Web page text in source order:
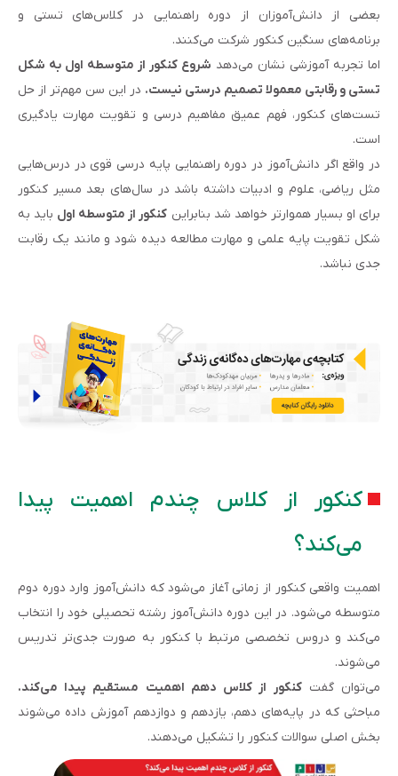
بعضی از دانش‌آموزان از دوره راهنمایی در کلاس‌های تستی و
برنامه‌های سنگین کنکور شرکت می‌کنند.
اما تجربه آموزشی نشان می‌دهد شروع کنکور از متوسطه اول به شکل
تستی و رقابتی معمولا تصمیم درستی نیست. در این سن مهم‌تر از حل
تست‌های کنکور، فهم عمیق مفاهیم درسی و تقویت مهارت یادگیری
است.
در واقع اگر دانش‌آموز در دوره راهنمایی پایه درسی قوی در درس‌هایی
مثل ریاضی، علوم و ادبیات داشته باشد در سال‌های بعد مسیر کنکور
برای او بسیار هموارتر خواهد شد بنابراین کنکور از متوسطه اول باید به
شکل تقویت پایه علمی و مهارت مطالعه دیده شود و مانند یک رقابت
جدی نباشد.
کنکور از کلاس چندم اهمیت پیدا
می‌کند؟
اهمیت واقعی کنکور از زمانی آغاز می‌شود که دانش‌آموز وارد دوره دوم
متوسطه می‌شود. در این دوره دانش‌آموز رشته تحصیلی خود را انتخاب
می‌کند و دروس تخصصی مرتبط با کنکور به صورت جدی‌تر تدریس
می‌شوند.
می‌توان گفتکنکور از کلاس دهم اهمیت مستقیم پیدا می‌کند.
مباحثی که در پایه‌های دهم، یازدهم و دوازدهم آموزش داده می‌شوند
بخش اصلی سوالات کنکور را تشکیل می‌دهند.